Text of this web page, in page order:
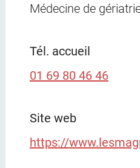
Médecine de
Tél. accueil
01 69 80 46 46
Site web
https://